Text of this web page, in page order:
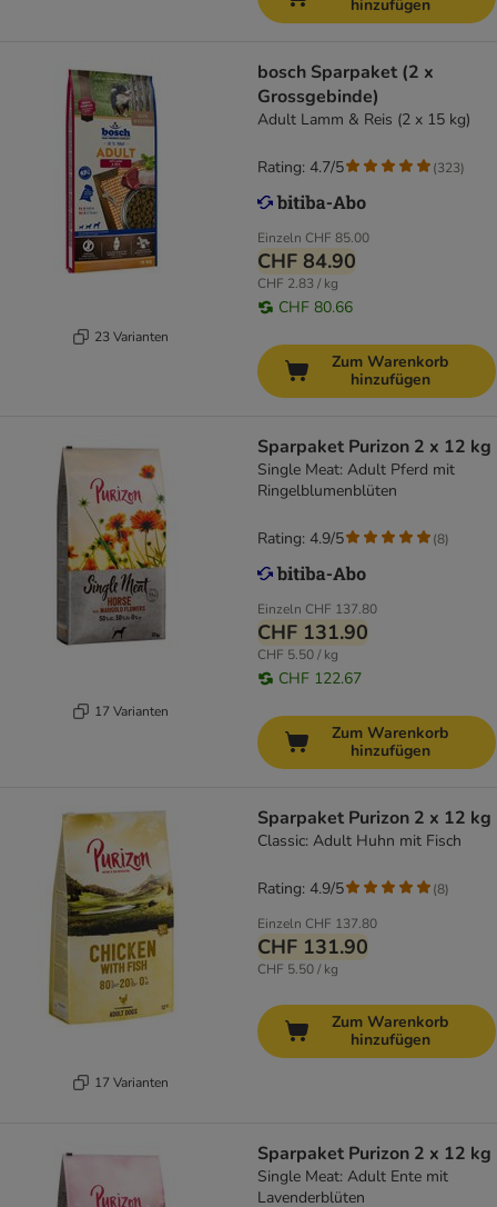
hinzufügen
23 Varianten
bosch Sparpaket (2 x
Grossgebinde)
Adult Lamm & Reis (2 x 15 kg)
Einzeln CHF 85.00
CHF 84.90
CHF 2.83 / kg
CHF 80.66
Rating: 4.7/5 (323)
Zum Warenkorb
hinzufügen
17 Varianten
Sparpaket Purizon 2 x 12 kg
Single Meat: Adult Pferd mit
Ringelblumenblüten
Einzeln CHF 137.80
CHF 131.90
CHF 5.50 / kg
CHF 122.67
Rating: 4.9/5 (8)
Zum Warenkorb
hinzufügen
17 Varianten
Sparpaket Purizon 2 x 12 kg
Classic: Adult Huhn mit Fisch
Einzeln CHF 137.80
CHF 131.90
CHF 5.50 / kg
Rating: 4.9/5 (8)
Zum Warenkorb
hinzufügen
Sparpaket Purizon 2 x 12 kg
Single Meat: Adult Ente mit
Lavenderblüten